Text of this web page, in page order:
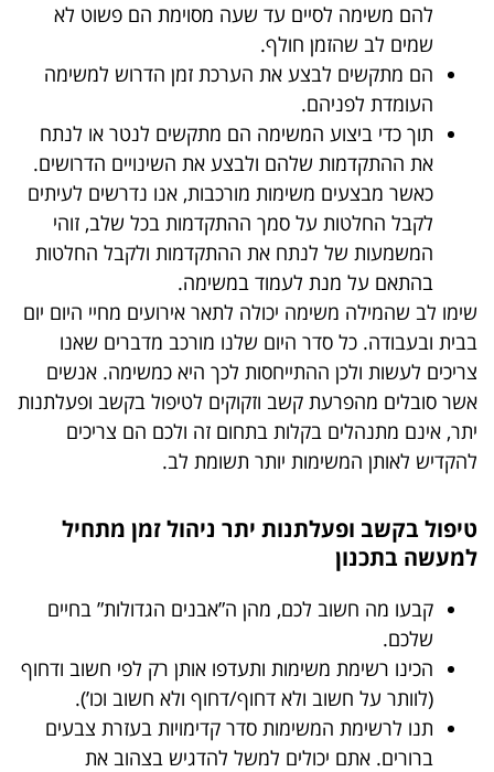
להם משימה לסיים עד שעה מסוימת הם פשוט לא
שמים לב שהזמן חולף.
הם מתקשים לבצע את הערכת זמן הדרוש למשימה
העומדת לפניהם.
תוך כדי ביצוע המשימה הם מתקשים לנטר או לנתח
את ההתקדמות שלהם ולבצע את השינויים הדרושים.
כאשר מבצעים משימות מורכבות, אנו נדרשים לעיתים
לקבל החלטות על סמך ההתקדמות בכל שלב, זוהי
המשמעות של לנתח את ההתקדמות ולקבל החלטות
בהתאם על מנת לעמוד במשימה.
שימו לב שהמילה משימה יכולה לתאר אירועים מחיי היום יום
בבית ובעבודה. כל סדר היום שלנו מורכב מדברים שאנו
צריכים לעשות ולכן ההתייחסות לכך היא כמשימה. אנשים
אשר סובלים מהפרעת קשב וזקוקים לטיפול בקשב ופעלתנות
יתר, אינם מתנהלים בקלות בתחום זה ולכם הם צריכים
להקדיש לאותן המשימות יותר תשומת לב.
טיפול בקשב ופעלתנות יתר ניהול זמן מתחיל
למעשה בתכנון
קבעו מה חשוב לכם, מהן ה”אבנים הגדולות” בחיים
שלכם.
הכינו רשימת משימות ותעדפו אותן רק לפי חשוב ודחוף
(לוותר על חשוב ולא דחוף/דחוף ולא חשוב וכו’).
תנו לרשימת המשימות סדר קדימויות בעזרת צבעים
ברורים. אתם יכולים למשל להדגיש בצהוב את